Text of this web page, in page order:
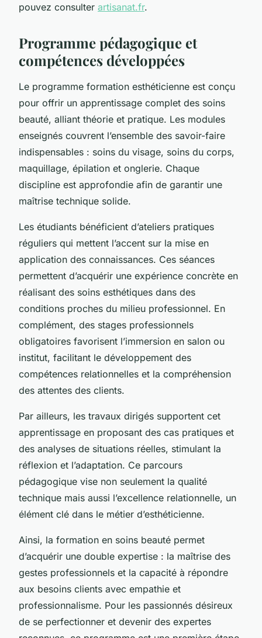
pouvez consulter artisanat.fr.
Programme pédagogique et
compétences développées
Le programme formation esthéticienne est conçu
pour offrir un apprentissage complet des soins
beauté, alliant théorie et pratique. Les modules
enseignés couvrent l’ensemble des savoir-faire
indispensables : soins du visage, soins du corps,
maquillage, épilation et onglerie. Chaque
discipline est approfondie afin de garantir une
maîtrise technique solide.
Les étudiants bénéficient d’ateliers pratiques
réguliers qui mettent l’accent sur la mise en
application des connaissances. Ces séances
permettent d’acquérir une expérience concrète en
réalisant des soins esthétiques dans des
conditions proches du milieu professionnel. En
complément, des stages professionnels
obligatoires favorisent l’immersion en salon ou
institut, facilitant le développement des
compétences relationnelles et la compréhension
des attentes des clients.
Par ailleurs, les travaux dirigés supportent cet
apprentissage en proposant des cas pratiques et
des analyses de situations réelles, stimulant la
réflexion et l’adaptation. Ce parcours
pédagogique vise non seulement la qualité
technique mais aussi l’excellence relationnelle, un
élément clé dans le métier d’esthéticienne.
Ainsi, la formation en soins beauté permet
d’acquérir une double expertise : la maîtrise des
gestes professionnels et la capacité à répondre
aux besoins clients avec empathie et
professionnalisme. Pour les passionnés désireux
de se perfectionner et devenir des expertes